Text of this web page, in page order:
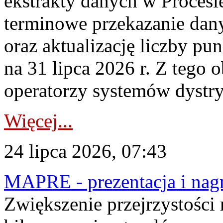
terminowe przekazanie
oraz aktualizację liczby
na 31 lipca 2026 r. Z tego
operatorzy systemów
Więcej...
24 lipca 2026, 07:43
MAPRE - prezentacja i
Zwiększenie